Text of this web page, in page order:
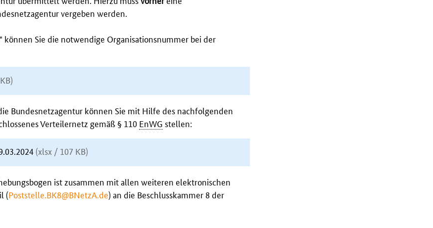
vergeben werden.
Sie die notwendige Organisationsnummer bei der
Bundesnetzagentur können Sie mit Hilfe des nachfolgenden
Verteilernetz gemäß § 110 EnWG stellen:
(xlsx / 107 KB)
ist zusammen mit allen weiteren elektronischen
(Poststelle.BK8@BNetzA.de) an die Beschlusskammer 8 der